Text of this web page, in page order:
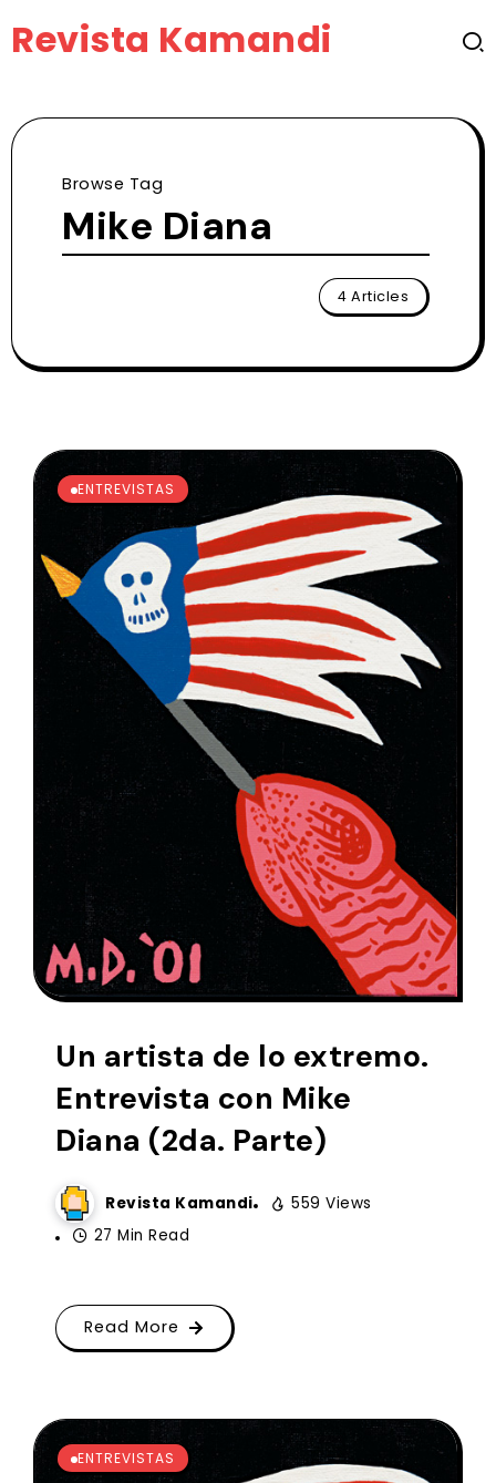
Revista Kamandi
Browse Tag
Mike Diana
4 Articles
ENTREVISTAS
Un artista de lo extremo.
Entrevista con Mike
Diana (2da. Parte)
Revista Kamandi
559 Views
27 Min Read
Read More
ENTREVISTAS